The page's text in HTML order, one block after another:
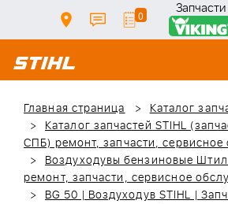
0 Запчасти
Главная страница
Каталог
Каталог запчастей STIHL
СПБ) ремонт, запчасти,
Воздуходувы бензиновые
ремонт, запчасти, сервисное
BG 50 | Воздуходув STIHL |